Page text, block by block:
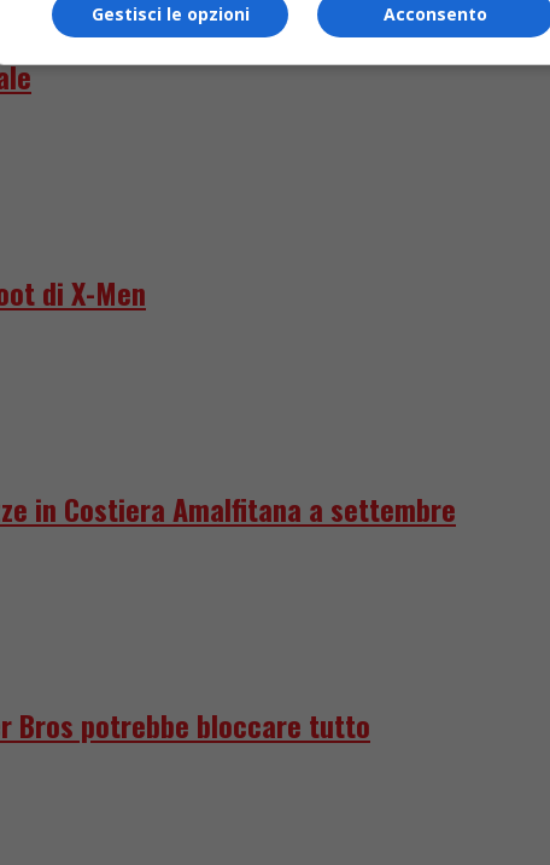
di X-Men
in Costiera Amalfitana a settembre
Bros potrebbe bloccare tutto
Acconsento
Gestisci le opzioni